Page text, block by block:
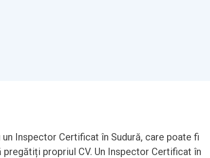
Inspector Certificat în Sudură, care poate fi
pregătiți propriul CV. Un Inspector Certificat în